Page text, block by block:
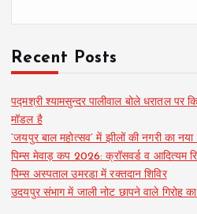
Recent Posts
पद्मश्री श्यामसुन्दर पालीवाल बोले धरातल पर
मॉडल है
‘जयपुर बाल महोत्सव’ में झीलों की नगरी का
पिम्स मेवाड़ कप 2026: क्रॉसवर्ड व आदित्यम
पिम्स अस्पताल उमरडा में रक्तदान शिविर
उदयपुर संभाग में जाली नोट छापने वाले गिरोह